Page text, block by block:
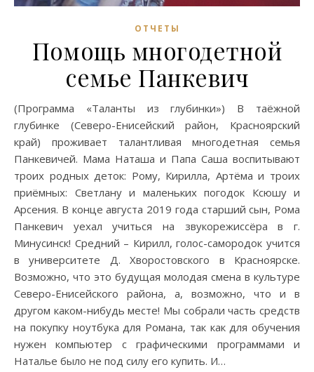
ОТЧЕТЫ
Помощь многодетной
семье Панкевич
(Программа «Таланты из глубинки») В таёжной
глубинке (Северо-Енисейский район, Красноярский
край) проживает талантливая многодетная семья
Панкевичей. Мама Наташа и Папа Саша воспитывают
троих родных деток: Рому, Кирилла, Артёма и троих
приёмных: Светлану и маленьких погодок Ксюшу и
Арсения. В конце августа 2019 года старший сын, Рома
Панкевич уехал учиться на звукорежиссёра в г.
Минусинск! Средний – Кирилл, голос-самородок учится
в университете Д. Хворостовского в Красноярске.
Возможно, что это будущая молодая смена в культуре
Северо-Енисейского района, а, возможно, что и в
другом каком-нибудь месте! Мы собрали часть средств
на покупку ноутбука для Романа, так как для обучения
нужен компьютер с графическими программами и
Наталье было не под силу его купить. И…